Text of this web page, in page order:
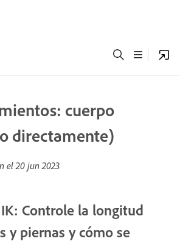
cuerpo
directamente)
el20 jun 2023
Controle la longitud
y piernas y cómo se